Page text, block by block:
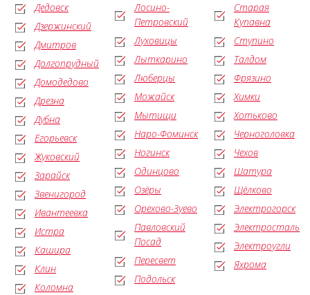
Дедовск
Дзержинский
Дмитров
Долгопрудный
Домодедово
Дрезна
Дубна
Егорьевск
Жуковский
Зарайск
Звенигород
Ивантеевка
Истра
Кашира
Клин
Коломна
Лосино-
Петровский
Луховицы
Лыткарино
Люберцы
Можайск
Мытищи
Наро-Фоминск
Ногинск
Одинцово
Озёры
Орехово-Зуево
Павловский
Посад
Пересвет
Подольск
Старая
Купавна
Ступино
Талдом
Фрязино
Химки
Хотьково
Черноголовка
Чехов
Шатура
Щёлково
Электрогорск
Электросталь
Электроугли
Яхрома